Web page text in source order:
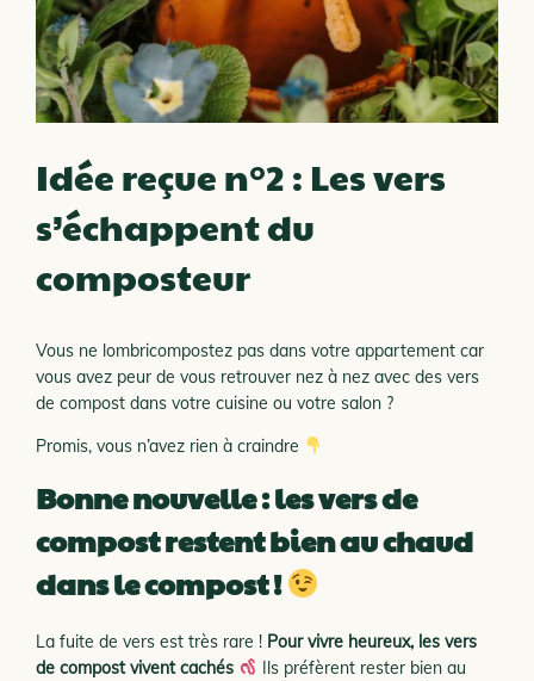
Idée reçue n°2 : Les vers
s’échappent du
composteur
Vous ne lombricompostez pas dans votre appartement car
vous avez peur de vous retrouver nez à nez avec des vers
de compost dans votre cuisine ou votre salon ?
Promis, vous n’avez rien à craindre
Bonne nouvelle : les vers de
compost restent bien au chaud
dans le compost !
La fuite de vers est très rare ! Pour vivre heureux, les vers
de compost vivent cachés
Ils préfèrent rester bien au